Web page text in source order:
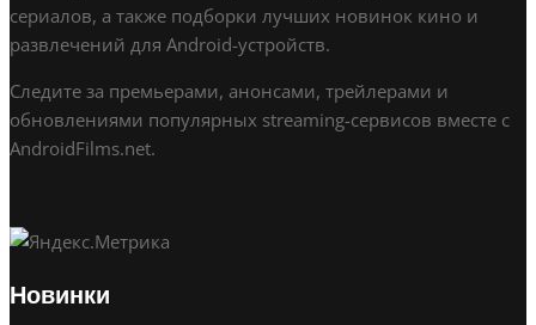
сериалов, а также подборки лучших новинок кино и
развлечений для Android-устройств.
Следите за премьерами, анонсами, трейлерами и
обновлениями популярных streaming-сервисов вместе с
AndroidFilms.net.
Новинки